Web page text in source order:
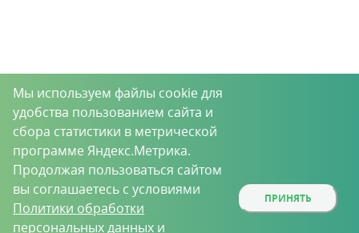
Мы используем файлы cookie для
удобства пользованием сайта и
сбора статистики в метрической
программе Яндекс.Метрика.
Продолжая пользоваться сайтом
вы соглашаетесь с условиями
Политики обработки
персональных данных и
ПРИНЯТЬ